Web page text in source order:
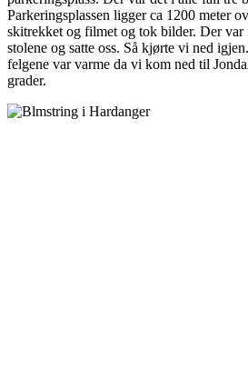
Parkeringsplassen ligger ca 1200 meter
skitrekket og filmet og tok bilder. Der
stolene og satte oss. Så kjørte vi ned
felgene var varme da vi kom ned til
grader.